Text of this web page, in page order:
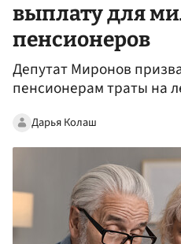
выплату для
пенсионеров
Депутат Миронов
пенсионерам траты на
Дарья Колаш